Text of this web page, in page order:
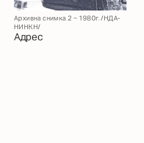
Архивна снимка 2 ~ 1980г. /НДА-
НИНКН/
Адрес